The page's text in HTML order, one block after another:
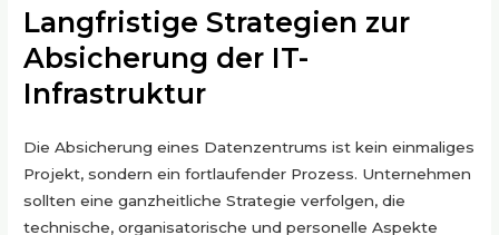
Langfristige Strategien zur
Absicherung der IT-
Infrastruktur
Die Absicherung eines Datenzentrums ist kein einmaliges
Projekt, sondern ein fortlaufender Prozess. Unternehmen
sollten eine ganzheitliche Strategie verfolgen, die
technische, organisatorische und personelle Aspekte